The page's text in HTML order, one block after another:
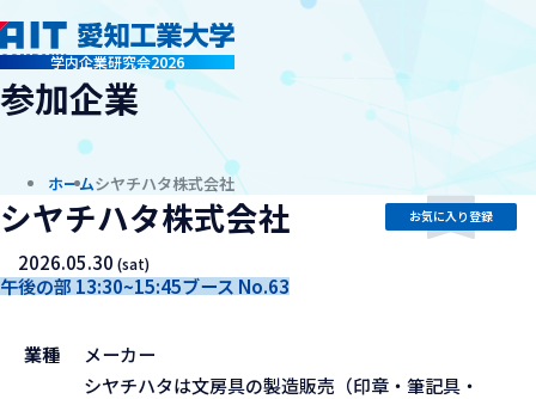
学内企業研究会2026
company
参加企業
ホームシヤチハタ株式会社
シヤチハタ株式会社
2026.05.30(sat)
午後の部 13:30~15:45ブース No.63
お気に入り登録
業種 メーカー
シヤチハタは文房具の製造販売（印章・筆記具・